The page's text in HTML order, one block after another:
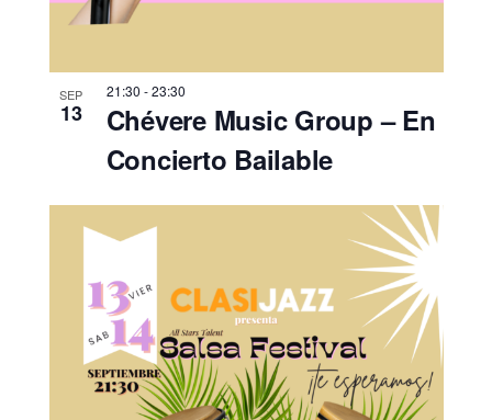
SEP
13
21:30 -23:30
Chévere Music Group – En
Concierto Bailable